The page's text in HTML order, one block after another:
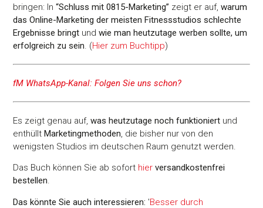
bringen: In“Schluss mit 0815-Marketing” zeigt er auf,warum
das Online-Marketing der meisten Fitnessstudios schlechte
Ergebnisse bringt undwie man heutzutage werben sollte, um
erfolgreich zu sein. (Hier zum Buchtipp)
fM WhatsApp-Kanal: Folgen Sie uns schon?
Es zeigt genau auf,was heutzutage noch funktioniert und
enthülltMarketingmethoden, die bisher nur von den
wenigsten Studios im deutschen Raum genutzt werden.
Das Buch können Sie ab sofort hier versandkostenfrei
bestellen.
Das könnte Sie auch interessieren: 'Besser durch